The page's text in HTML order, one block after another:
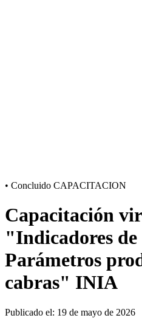
• Concluido CAPACITACION
Capacitación
"Indicadores de
Parámetros
cabras" INIA
Publicado el: 19 de mayo de 2026